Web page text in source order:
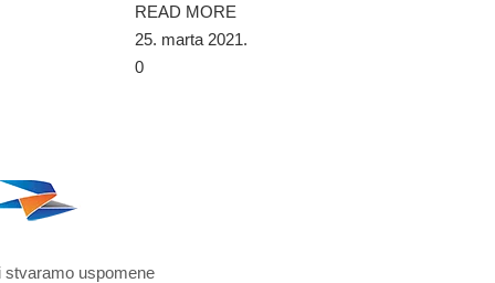
READ MORE
25. marta 2021.
0
stvaramo uspomene